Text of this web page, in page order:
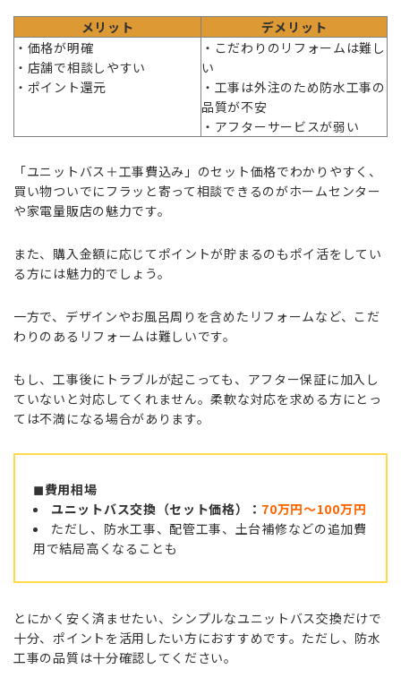
メリット
デメリット
・価格が明確
・店舗で相談しやすい
・ポイント還元
・こだわりのリフォームは難し
い
・工事は外注のため防水工事の
品質が不安
・アフターサービスが弱い
「ユニットバス＋工事費込み」のセット価格でわかりやすく、
買い物ついでにフラッと寄って相談できるのがホームセンター
や家電量販店の魅力です。
また、購入金額に応じてポイントが貯まるのもポイ活をしてい
る方には魅力的でしょう。
一方で、デザインやお風呂周りを含めたリフォームなど、こだ
わりのあるリフォームは難しいです。
もし、工事後にトラブルが起こっても、アフター保証に加入し
ていないと対応してくれません。柔軟な対応を求める方にとっ
ては不満になる場合があります。
◼︎費用相場
ユニットバス交換（セット価格）： 70万円〜100万円
ただし、防水工事、配管工事、土台補修などの追加費
用で結局高くなることも
とにかく安く済ませたい、シンプルなユニットバス交換だけで
十分、ポイントを活用したい方におすすめです。ただし、防水
工事の品質は十分確認してください。